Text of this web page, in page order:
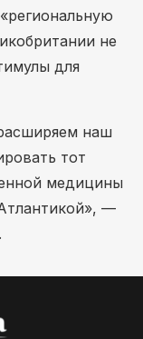
не
для
наш
тот
медицины
—